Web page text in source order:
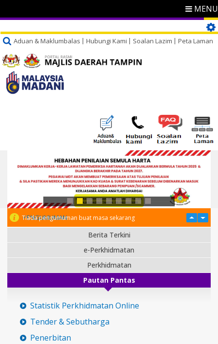
MENU
Aduan & Maklumbalas Hubungi Kami Soalan Lazim Peta Laman
PENGUMUMAN
Tiada pengumuman buat masa sekarang
Berita Terkini
e-Perkhidmatan
Perkhidmatan
Pautan Pantas
Statistik Perkhidmatan Online
Tender & Sebutharga
Penerbitan